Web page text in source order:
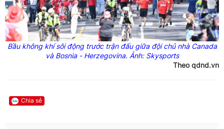
Bầu không khí sôi động trước trận đấu giữa đội chủ nhà Canada
và Bosnia- Herzegovina. Ảnh: Skysports
Theo qdnd.vn
Chia sẻ